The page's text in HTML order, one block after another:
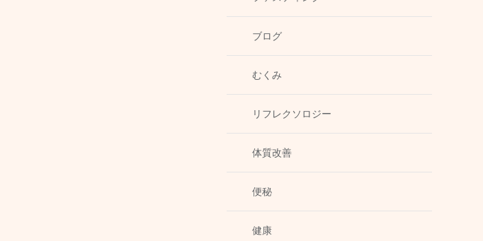
ブログ
むくみ
リフレクソロジー
体質改善
便秘
健康